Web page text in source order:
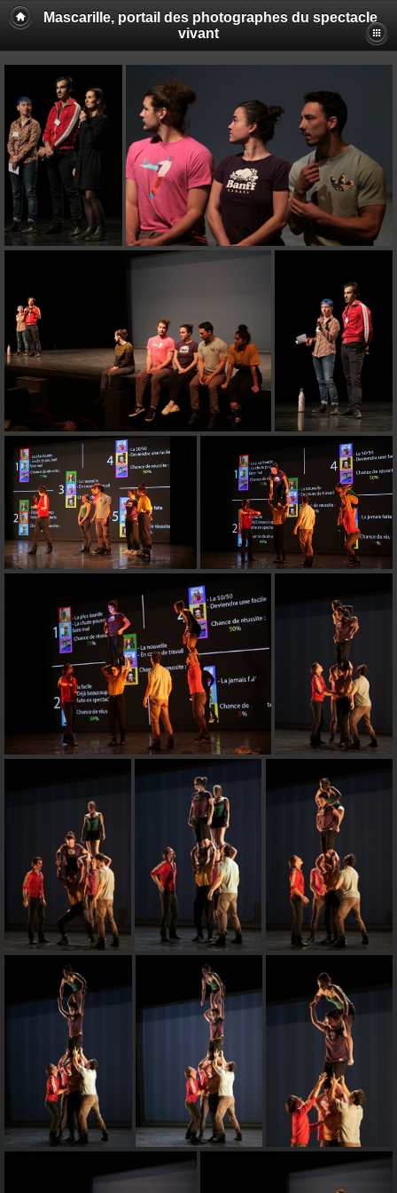
Mascarille, portail des photographes du spectacle
vivant